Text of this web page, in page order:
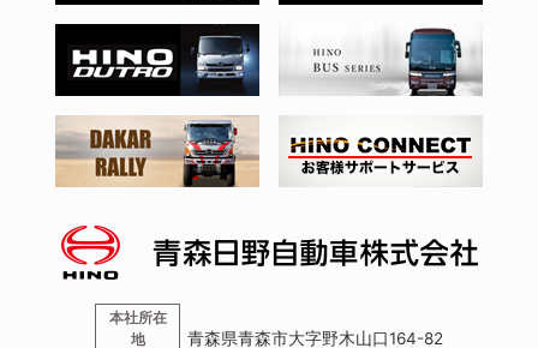
本社所在
地
青森県青森市大字野木山口164-82